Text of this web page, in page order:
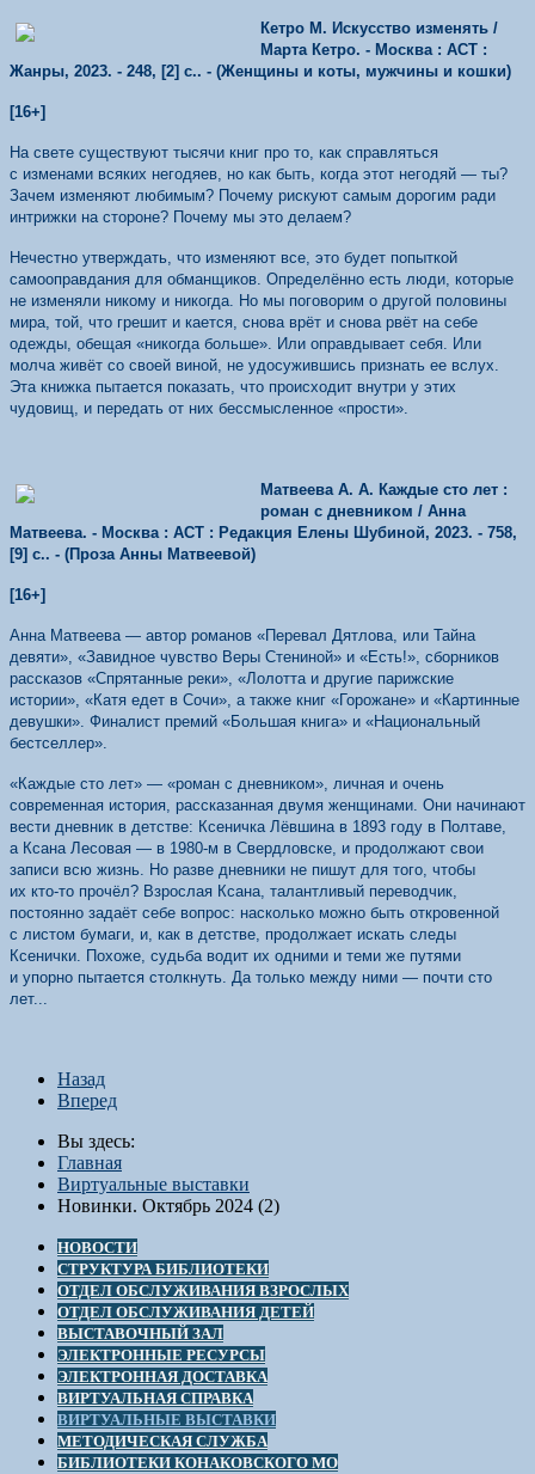
Кетро М. Искусство изменять /
Марта Кетро. - Москва : АСТ :
Жанры, 2023. - 248, [2] с.. - (Женщины и коты, мужчины и кошки)
[16+]
На свете существуют тысячи книг про то, как справляться
с изменами всяких негодяев, но как быть, когда этот негодяй — ты?
Зачем изменяют любимым? Почему рискуют самым дорогим ради
интрижки на стороне? Почему мы это делаем?
Нечестно утверждать, что изменяют все, это будет попыткой
самооправдания для обманщиков. Определённо есть люди, которые
не изменяли никому и никогда. Но мы поговорим о другой половины
мира, той, что грешит и кается, снова врёт и снова рвёт на себе
одежды, обещая «никогда больше». Или оправдывает себя. Или
молча живёт со своей виной, не удосужившись признать ее вслух.
Эта книжка пытается показать, что происходит внутри у этих
чудовищ, и передать от них бессмысленное «прости».
Матвеева А. А. Каждые сто лет :
роман с дневником / Анна
Матвеева. - Москва : АСТ : Редакция Елены Шубиной, 2023. - 758,
[9] с.. - (Проза Анны Матвеевой)
[16+]
Анна Матвеева — автор романов «Перевал Дятлова, или Тайна
девяти», «Завидное чувство Веры Стениной» и «Есть!», сборников
рассказов «Спрятанные реки», «Лолотта и другие парижские
истории», «Катя едет в Сочи», а также книг «Горожане» и «Картинные
девушки». Финалист премий «Большая книга» и «Национальный
бестселлер».
«Каждые сто лет» — «роман с дневником», личная и очень
современная история, рассказанная двумя женщинами. Они начинают
вести дневник в детстве: Ксеничка Лёвшина в 1893 году в Полтаве,
а Ксана Лесовая — в 1980‑м в Свердловске, и продолжают свои
записи всю жизнь. Но разве дневники не пишут для того, чтобы
их кто‑то прочёл? Взрослая Ксана, талантливый переводчик,
постоянно задаёт себе вопрос: насколько можно быть откровенной
с листом бумаги, и, как в детстве, продолжает искать следы
Ксенички. Похоже, судьба водит их одними и теми же путями
и упорно пытается столкнуть. Да только между ними — почти сто
лет...
Назад
Вперед
Вы здесь:
Главная
Виртуальные выставки
Новинки. Октябрь 2024 (2)
НОВОСТИ
СТРУКТУРА БИБЛИОТЕКИ
ОТДЕЛ ОБСЛУЖИВАНИЯ ВЗРОСЛЫХ
ОТДЕЛ ОБСЛУЖИВАНИЯ ДЕТЕЙ
ВЫСТАВОЧНЫЙ ЗАЛ
ЭЛЕКТРОННЫЕ РЕСУРСЫ
ЭЛЕКТРОННАЯ ДОСТАВКА
ВИРТУАЛЬНАЯ СПРАВКА
ВИРТУАЛЬНЫЕ ВЫСТАВКИ
МЕТОДИЧЕСКАЯ СЛУЖБА
БИБЛИОТЕКИ КОНАКОВСКОГО МО